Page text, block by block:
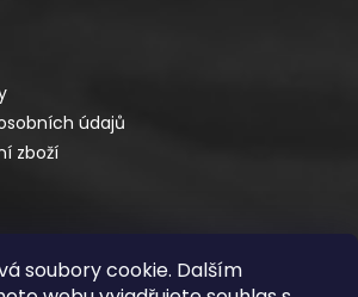
soubory cookie. Dalším
údajů
zboží